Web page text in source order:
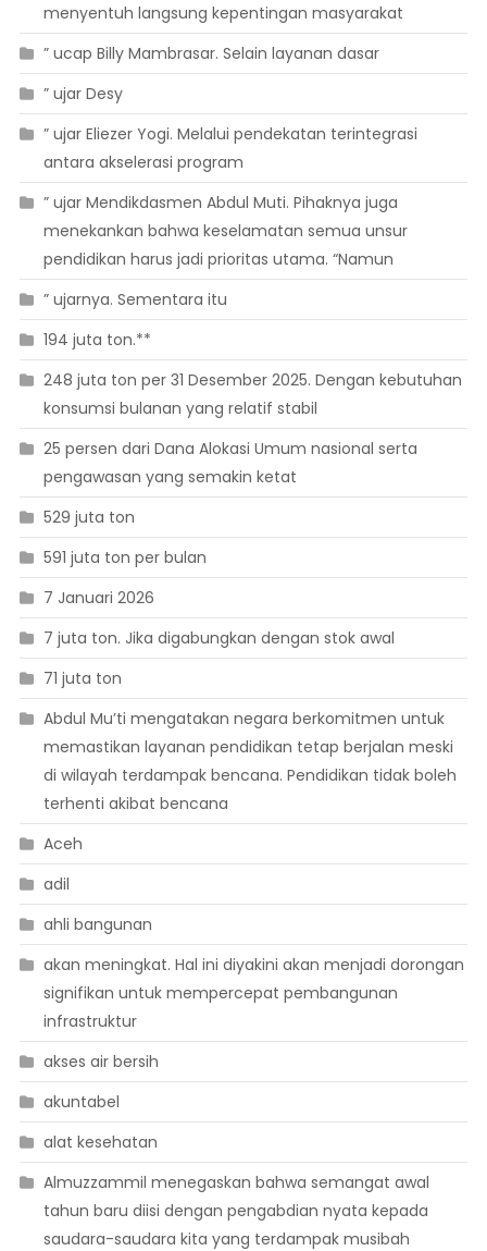
menyentuh langsung kepentingan masyarakat
” ucap Billy Mambrasar. Selain layanan dasar
” ujar Desy
” ujar Eliezer Yogi. Melalui pendekatan terintegrasi
antara akselerasi program
” ujar Mendikdasmen Abdul Muti. Pihaknya juga
menekankan bahwa keselamatan semua unsur
pendidikan harus jadi prioritas utama. “Namun
” ujarnya. Sementara itu
194 juta ton.**
248 juta ton per 31 Desember 2025. Dengan kebutuhan
konsumsi bulanan yang relatif stabil
25 persen dari Dana Alokasi Umum nasional serta
pengawasan yang semakin ketat
529 juta ton
591 juta ton per bulan
7 Januari 2026
7 juta ton. Jika digabungkan dengan stok awal
71 juta ton
Abdul Mu’ti mengatakan negara berkomitmen untuk
memastikan layanan pendidikan tetap berjalan meski
di wilayah terdampak bencana. Pendidikan tidak boleh
terhenti akibat bencana
Aceh
adil
ahli bangunan
akan meningkat. Hal ini diyakini akan menjadi dorongan
signifikan untuk mempercepat pembangunan
infrastruktur
akses air bersih
akuntabel
alat kesehatan
Almuzzammil menegaskan bahwa semangat awal
tahun baru diisi dengan pengabdian nyata kepada
saudara-saudara kita yang terdampak musibah